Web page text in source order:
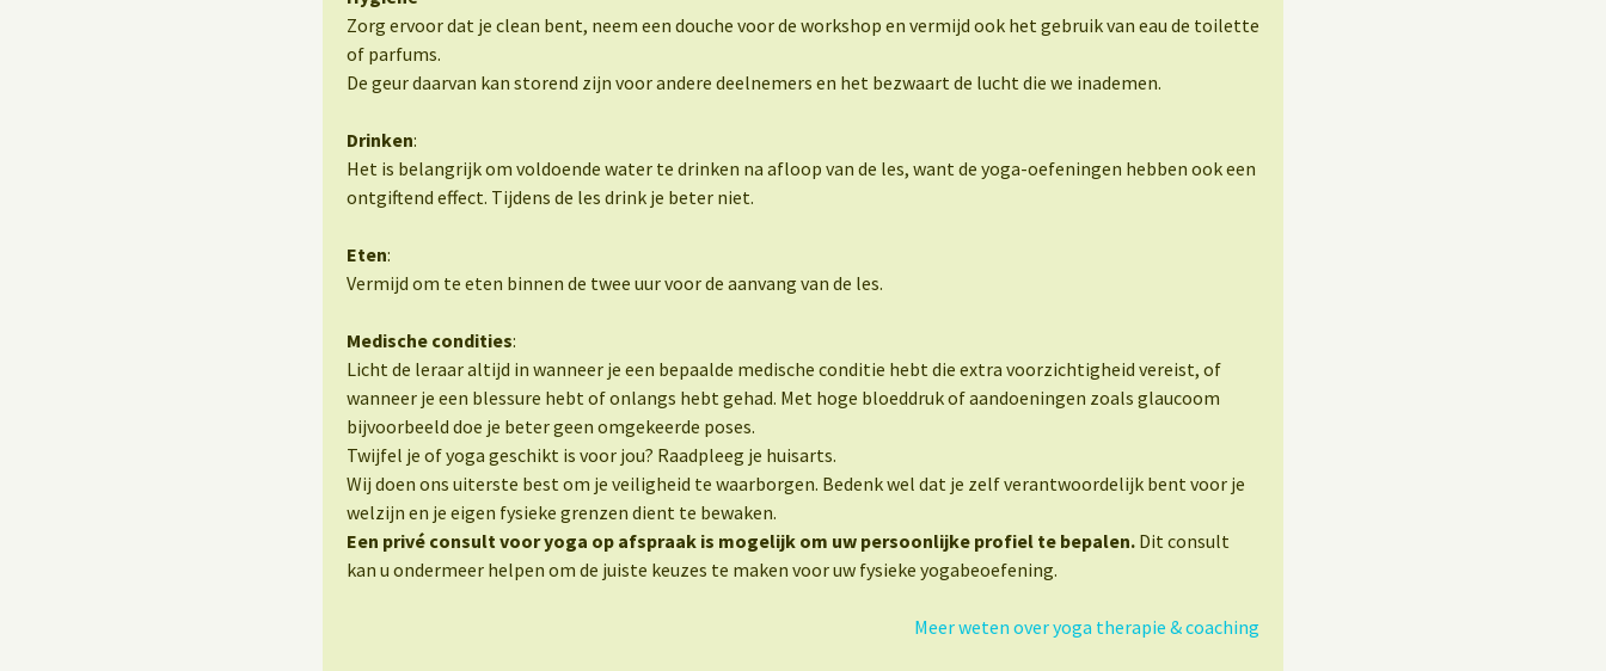
Zorg ervoor dat je clean bent, neem een douche voor de workshop en vermijd ook het gebruik van eau de toilette
of parfums.
De geur daarvan kan storend zijn voor andere deelnemers en het bezwaart de lucht die we inademen.
Drinken:
Het is belangrijk om voldoende water te drinken na afloop van de les, want de yoga-oefeningen hebben ook een
ontgiftend effect. Tijdens de les drink je beter niet.
Eten:
Vermijd om te eten binnen de twee uur voor de aanvang van de les.
Medische condities:
Licht de leraar altijd in wanneer je een bepaalde medische conditie hebt die extra voorzichtigheid vereist, of
wanneer je een blessure hebt of onlangs hebt gehad. Met hoge bloeddruk of aandoeningen zoals glaucoom
bijvoorbeeld doe je beter geen omgekeerde poses.
Twijfel je of yoga geschikt is voor jou? Raadpleeg je huisarts.
Wij doen ons uiterste best om je veiligheid te waarborgen. Bedenk wel dat je zelf verantwoordelijk bent voor je
welzijn en je eigen fysieke grenzen dient te bewaken.
Een privé consult voor yoga op afspraak is mogelijk om uw persoonlijke profiel te bepalen. Dit consult
kan u ondermeer helpen om de juiste keuzes te maken voor uw fysieke yogabeoefening.
Meer weten over yoga therapie & coaching